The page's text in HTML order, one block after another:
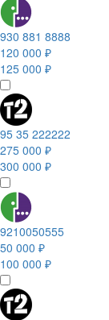
930 881 8888
120 000 ₽
125 000 ₽
95 35 222222
275 000 ₽
300 000 ₽
9210050555
50 000 ₽
100 000 ₽